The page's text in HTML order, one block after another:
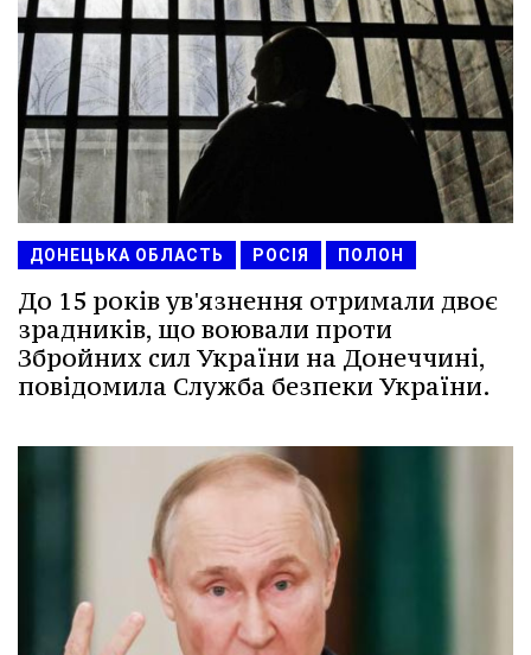
ДОНЕЦЬКА ОБЛАСТЬ РОСІЯ ПОЛОН
До 15 років ув'язнення отримали двоє
зрадників, що воювали проти
Збройних сил України на Донеччині,
повідомила Служба безпеки України.